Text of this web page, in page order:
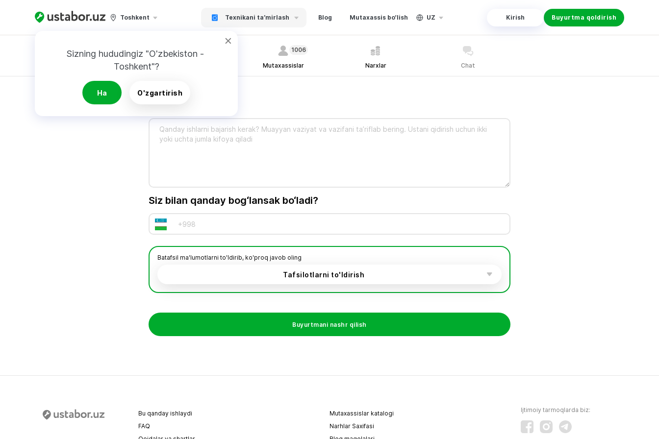
Toshkent Texnikani ta’mirlash Blog Mutaxassis bo‘lish UZ Kirish Buyurtma qoldirish
Sizning hududingiz "O'zbekiston -
Toshkent"?
Ha O'zgartirish
Mutaxassislar
1006
Narxlar Chat
Siz bilan qanday bog‘lansak bo‘ladi?
Batafsil ma'lumotlarni to'ldirib, ko'proq javob oling
Tafsilotlarni to'ldirish
Buyurtmani nashr qilish
Bu qanday ishlaydi
Mutaxassislar katalogi
FAQ
Narhlar Saxifasi
Ijtimoiy tarmoqlarda biz: